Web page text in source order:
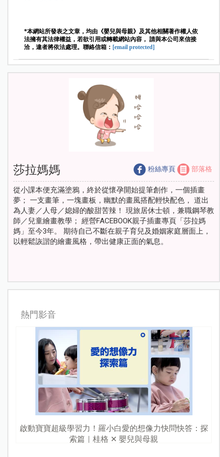
*本網站所發表之文章，均由《嬰兒與母親》及其他相關著作權人依
法擁有其法律權益，若欲引用或轉載網站內容， 請與本公司來信接
洽，違者將依法處理。聯絡信箱： [email protected]
莎拉媽媽 粉絲專頁 部落格
從小課本便充滿塗鴉，終於從懷孕開始提筆創作，一個插畫
夢； 一支畫筆，一塊畫板，幽默的畫風搭配輕快配色， 道出
為人妻／人母／媳婦的酸甜苦辣！ 現旅居休士頓，兼職鋼琴教
師／兒童繪畫教學； 經營FACEBOOK親子插畫專頁「莎拉媽
媽」至今3年。 期待自己不斷在親子育兒及婚姻家庭層面上，
以輕鬆詼諧的繪畫風格，帶出健康正面的氣息。
熱門影音
啟動寶寶超級學習力！羅小白愛的想像力快問快答：探
索篇｜桂格 ✕ 嬰兒與母親